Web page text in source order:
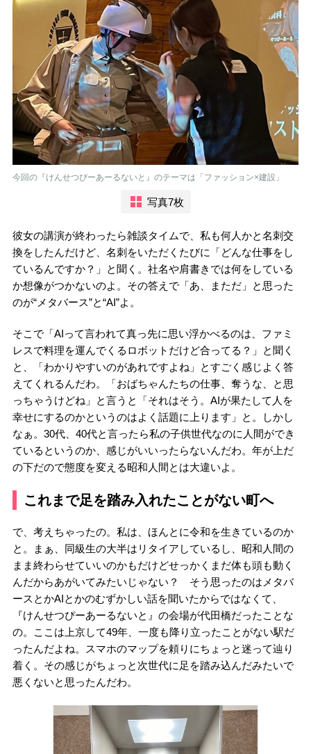
今回の『けんせつぴーあーるないと』のテーマは「ファッション×建設」
写真7枚
彼女の講演が終わったら雑談タイムで、私も何人かと名刺交
換をしたんだけど、名刺をいただくたびに「どんな仕事をし
ているんですか？」と聞く。社名や肩書きでは何をしている
か想像がつかないのよ。その答えで「あ、まただ」と思った
のが“メタバース”と“AI”よ。
そこで「AIって言われて真っ先に思い浮かべるのは、ファミ
レスで料理を運んでくるロボットだけど合ってる？」と聞く
と、「わかりやすいのがあれですよね」とすごく感じよく答
えてくれるんだわ。「おばちゃんたちの仕事、奪うな、と思
っちゃうけどね」と言うと「それはそう。AIが果たして人を
幸せにするのかというのはよく話題に上ります」と。しかし
なぁ。30代、40代と言ったら私の子供世代なのに人間ができ
ているというのか、感じがいいったらないんだわ。年が上だ
の下だので態度を変える昭和人間とは大違いよ。
これまで足を踏み入れたことがない町へ
で、考えちゃったの。私は、ほんとに令和を生きているのか
と。まぁ、同級生の大半はリタイアしているし、昭和人間の
まま終わらせていいのかもだけどせっかくまだ体も頭も動く
んだからあがいてみたいじゃない？ そう思ったのはメタバ
ースとかAIとかのむずかしい話を聞いたからではなくて、
『けんせつぴーあーるないと』の会場が代田橋だったことな
の。ここは上京して49年、一度も降り立ったことがない駅だ
ったんだよね。スマホのマップを頼りにちょっと迷って辿り
着く。その感じがちょっと次世代に足を踏み込んだみたいで
悪くないと思ったんだわ。